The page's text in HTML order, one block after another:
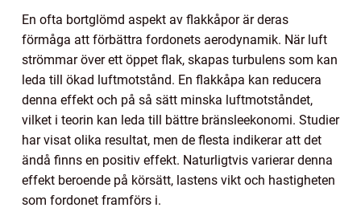
En ofta bortglömd aspekt av flakkåpor är deras
förmåga att förbättra fordonets aerodynamik. När luft
strömmar över ett öppet flak, skapas turbulens som kan
leda till ökad luftmotstånd. En flakkåpa kan reducera
denna effekt och på så sätt minska luftmotståndet,
vilket i teorin kan leda till bättre bränsleekonomi. Studier
har visat olika resultat, men de flesta indikerar att det
ändå finns en positiv effekt. Naturligtvis varierar denna
effekt beroende på körsätt, lastens vikt och hastigheten
som fordonet framförs i.